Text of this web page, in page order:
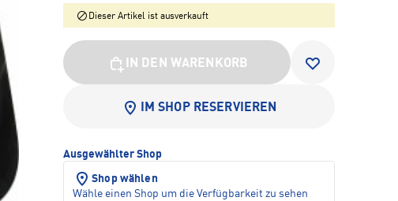
Dieser Artikel ist ausverkauft
IN DEN WARENKORB
IM SHOP RESERVIEREN
Ausgewählter Shop
Shop wählen
Wähle einen Shop um die Verfügbarkeit zu sehen